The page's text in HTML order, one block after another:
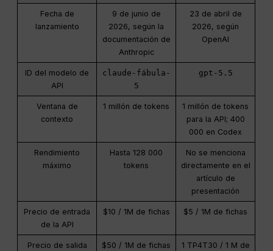
Fecha de
lanzamiento
9 de junio de
2026, según la
documentación de
Anthropic
23 de abril de
2026, según
OpenAI
ID del modelo de
API
claude-fábula-
5
gpt-5.5
Ventana de
contexto
1 millón de tokens
1 millón de tokens
para la API; 400
000 en Codex
Rendimiento
máximo
Hasta 128 000
tokens
No se menciona
directamente en el
artículo de
presentación
Precio de entrada
de la API
$10 / 1M de fichas $5 / 1M de fichas
Precio de salida
$50 / 1M de fichas
1 TP4T30 / 1 M de